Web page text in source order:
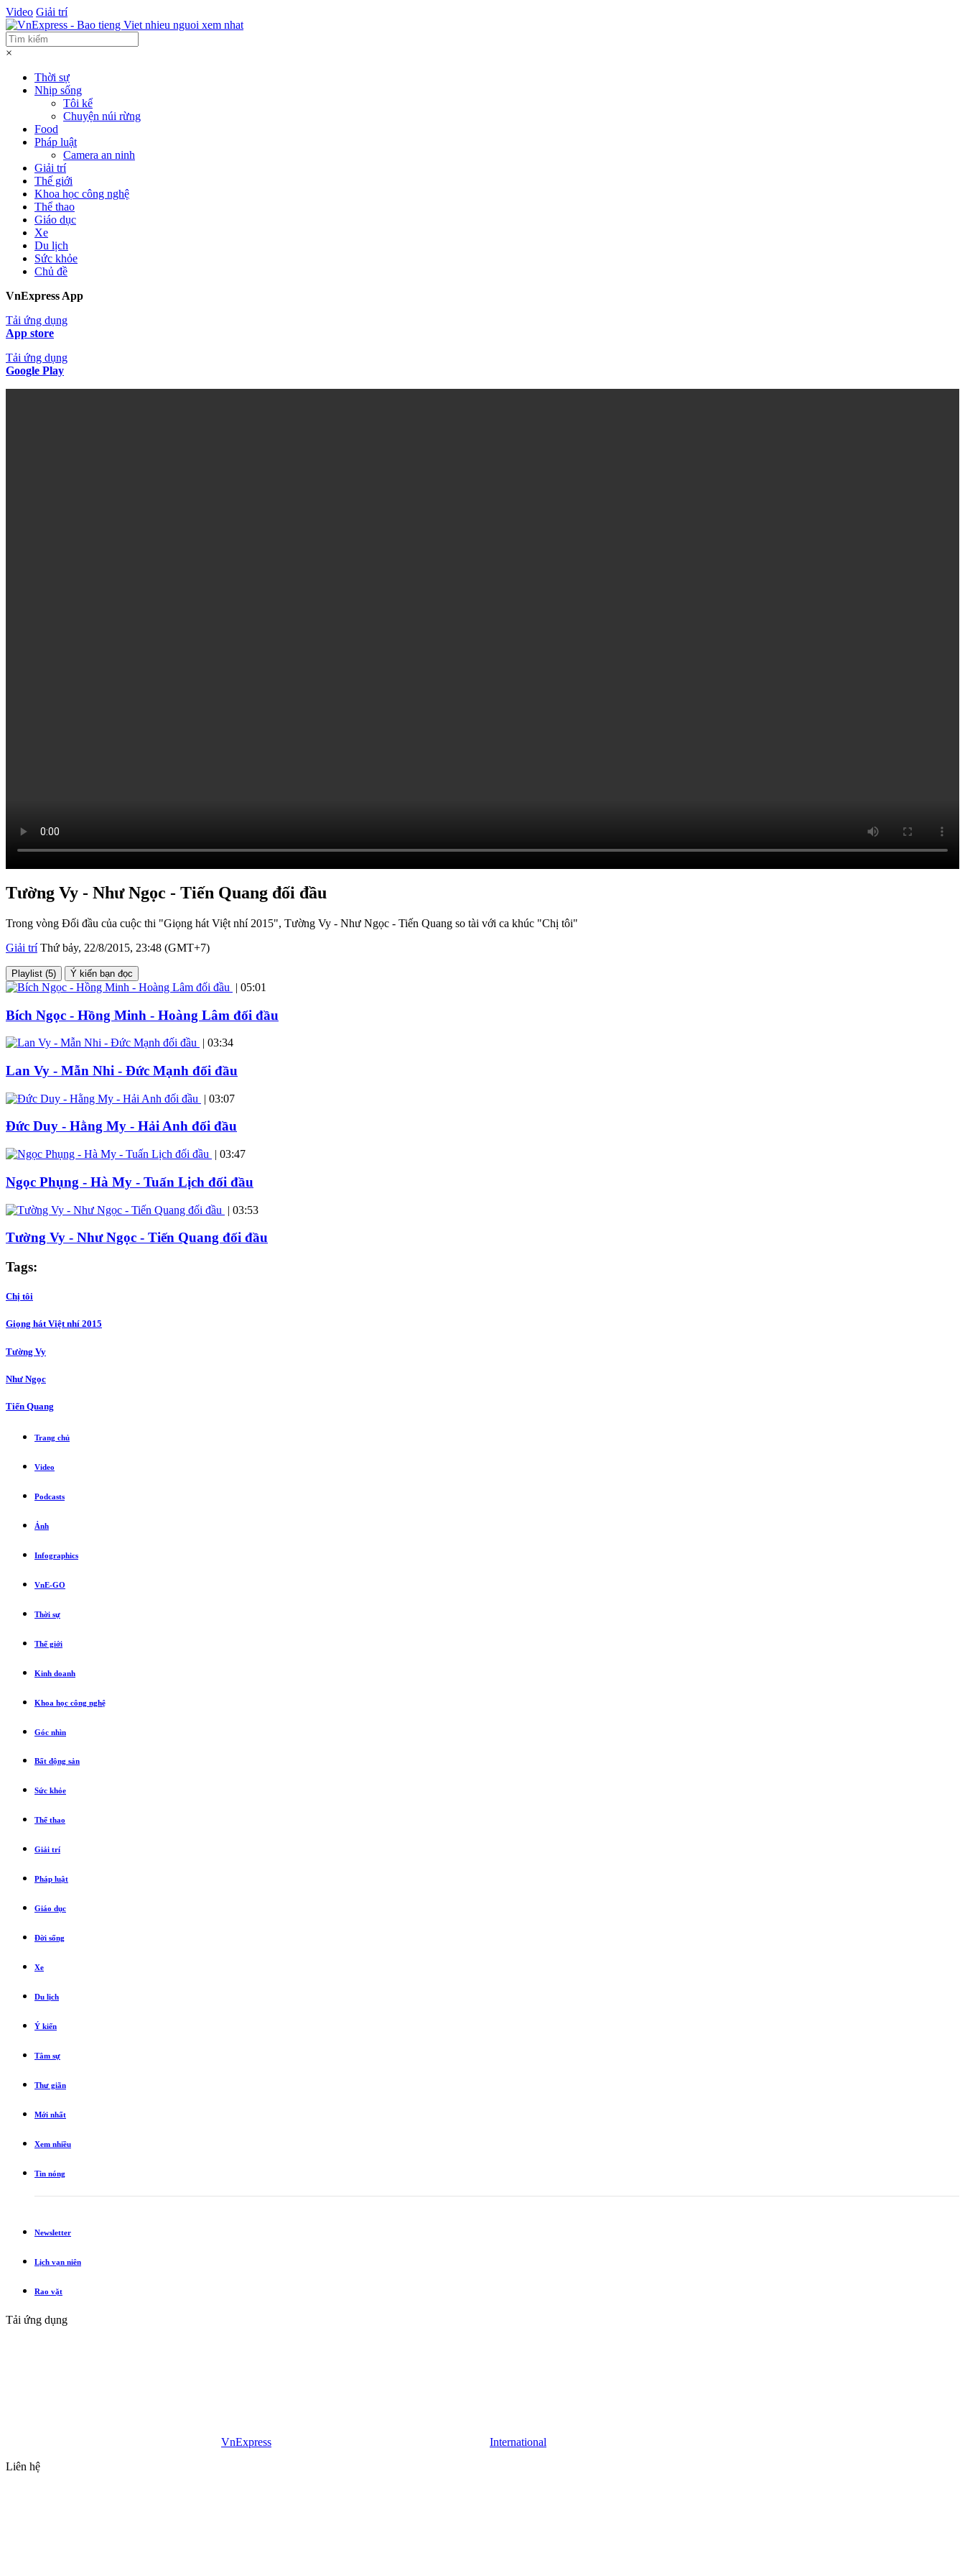
Video Giải trí
×
Thời sự
Nhịp sống
Tôi kể
Chuyện núi rừng
Food
Pháp luật
Camera an ninh
Giải trí
Thế giới
Khoa học công nghệ
Thể thao
Giáo dục
Xe
Du lịch
Sức khỏe
Chủ đề
VnExpress App
Tải ứng dụng
App store
Tải ứng dụng
Google Play
Tường Vy - Như Ngọc - Tiến Quang đối đầu
Trong vòng Đối đầu của cuộc thi "Giọng hát Việt nhí 2015", Tường Vy - Như Ngọc - Tiến Quang so tài với ca khúc "Chị tôi"
Giải trí Thứ bảy, 22/8/2015, 23:48 (GMT+7)
Playlist (5) Ý kiến bạn đọc
| 05:01
Bích Ngọc - Hồng Minh - Hoàng Lâm đối đầu
| 03:34
Lan Vy - Mẫn Nhi - Đức Mạnh đối đầu
| 03:07
Đức Duy - Hằng My - Hải Anh đối đầu
| 03:47
Ngọc Phụng - Hà My - Tuấn Lịch đối đầu
| 03:53
Tường Vy - Như Ngọc - Tiến Quang đối đầu
Tags:
Chị tôi
Giọng hát Việt nhí 2015
Tường Vy
Như Ngọc
Tiến Quang
Trang chủ
Video
Podcasts
Ảnh
Infographics
VnE-GO
Thời sự
Thế giới
Kinh doanh
Khoa học công nghệ
Góc nhìn
Bất động sản
Sức khỏe
Thể thao
Giải trí
Pháp luật
Giáo dục
Đời sống
Xe
Du lịch
Ý kiến
Tâm sự
Thư giãn
Mới nhất
Xem nhiều
Tin nóng
Newsletter
Lịch vạn niên
Rao vặt
Tải ứng dụng
VnExpress
International
Liên hệ